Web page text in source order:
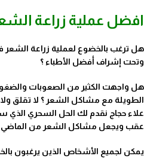
افضل عملية زراعة
هل ترغب بالخضوع لعملية زراعة
وتحت إشراف أفضل الأطباء ؟
هل واجهت الكثير من الصعوبات
الطويلة مع مشاكل الشعر ؟ لا تقلق ولا
علاء حجاج نقدم لك الحل السحري الذي
عقب ويجعل مشاكل الشعر من
يمكن لجميع الأشخاص الذين يرغبون